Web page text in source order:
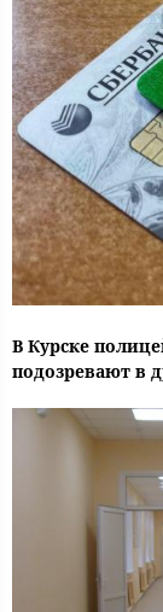
В Курске
подозревают в